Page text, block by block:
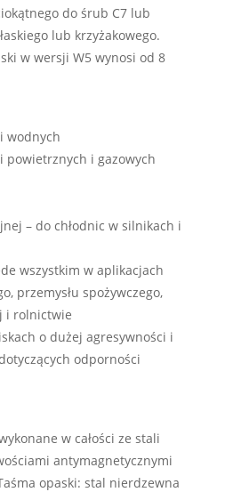
do śrub C7 lub
lub krzyżakowego.
w wersji W5 wynosi od 8
wodnych
powietrznych i gazowych
– do chłodnic w silnikach i
wszystkim w aplikacjach
przemysłu spożywczego,
i rolnictwie
o dużej agresywności i
odporności
w całości ze stali
antymagnetycznymi
opaski: stal nierdzewna